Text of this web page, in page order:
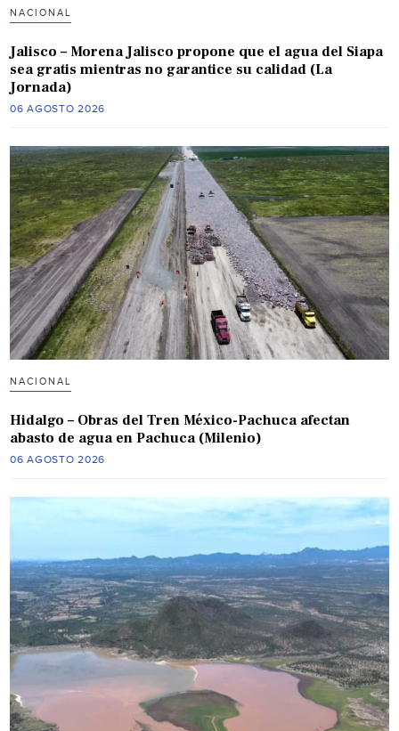
NACIONAL
Jalisco – Morena Jalisco propone que el agua del Siapa
sea gratis mientras no garantice su calidad (La
Jornada)
06 AGOSTO 2026
NACIONAL
Hidalgo – Obras del Tren México-Pachuca afectan
abasto de agua en Pachuca (Milenio)
06 AGOSTO 2026